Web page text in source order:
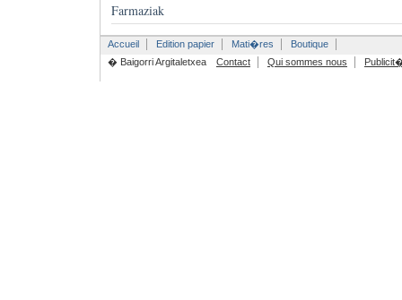
Farmaziak
Accueil Edition papier Mati�res
Boutique
� Baigorri Argitaletxea
Contact Qui sommes nous